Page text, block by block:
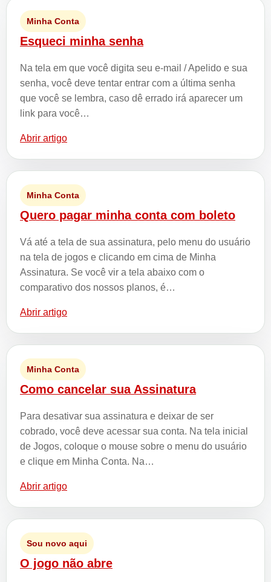
Minha Conta
Esqueci minha senha
Na tela em que você digita seu e-mail / Apelido e sua
senha, você deve tentar entrar com a última senha
que você se lembra, caso dê errado irá aparecer um
link para você…
Abrir artigo
Minha Conta
Quero pagar minha conta com boleto
Vá até a tela de sua assinatura, pelo menu do usuário
na tela de jogos e clicando em cima de Minha
Assinatura. Se você vir a tela abaixo com o
comparativo dos nossos planos, é…
Abrir artigo
Minha Conta
Como cancelar sua Assinatura
Para desativar sua assinatura e deixar de ser
cobrado, você deve acessar sua conta. Na tela inicial
de Jogos, coloque o mouse sobre o menu do usuário
e clique em Minha Conta. Na…
Abrir artigo
Sou novo aqui
O jogo não abre